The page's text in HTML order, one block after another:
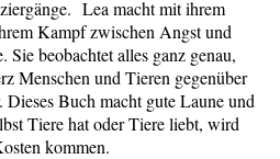
Lea macht mit ihrem
Kampf zwischen Angst und
beobachtet alles ganz genau,
Menschen und Tieren gegenüber
Buch macht gute Laune und
Tiere hat oder Tiere liebt, wird
kommen.